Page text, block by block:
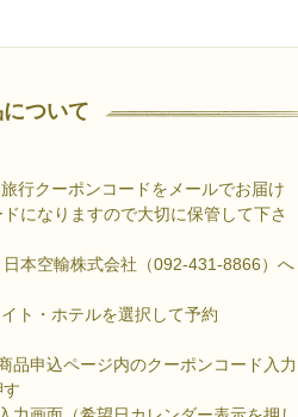
ついて
行クーポンコードをメールでお届け
になりますので大切に保管して下さ
本空輸株式会社（092-431-8866）へ
ト・ホテルを選択して予約
申込ページ内のクーポンコード入力